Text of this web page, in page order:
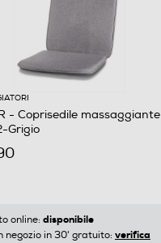
- Coprisedile massaggiante
Grigio
online: disponibile
negozio in 30' gratuito: verifica